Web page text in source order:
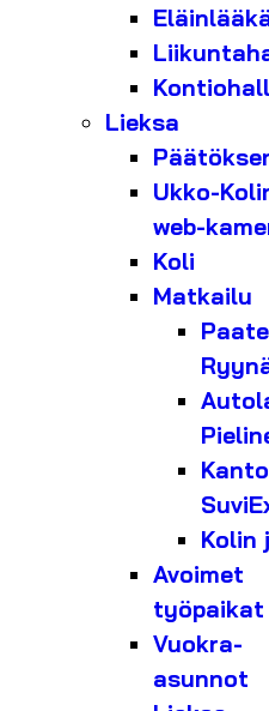
Lieksa
Ukko-
web-
Koli
Matkailu
Kolin
Avoimet
työpaikat
Vuokra-
asunnot